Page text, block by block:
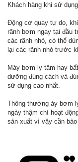
Khách hàng khi sử
Động cơ quay tự do,
rãnh bơm ngay tại đầu
các rãnh nhỏ, có thể
lại các rãnh nhỏ trước
Máy bơm ly tâm hay
dưỡng đúng cách và
sử dụng cao nhất.
Thông thường áy bơm
ngày thậm chí hoạt
sản xuất vì vậy cần